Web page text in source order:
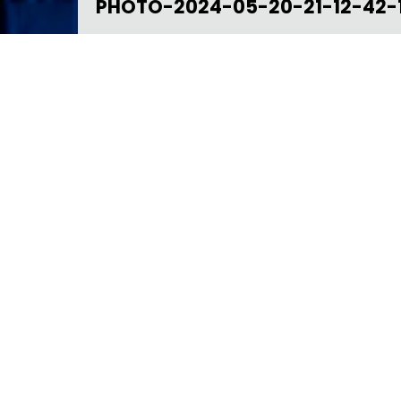
PHOTO-2024-05-20-21-12-42-